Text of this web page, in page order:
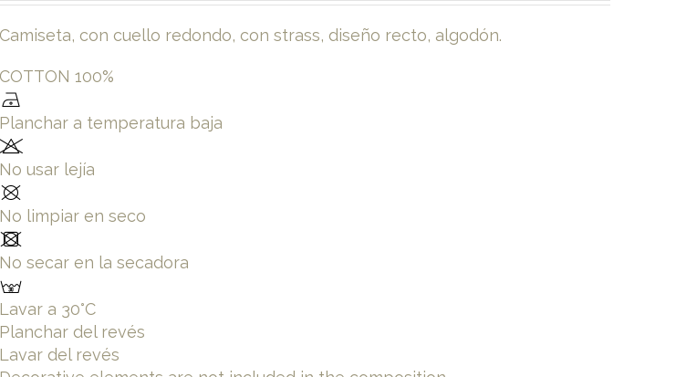
Camiseta, con cuello redondo, con strass, diseño recto, algodón.
COTTON 100%
Planchar a temperatura baja
No usar lejía
No limpiar en seco
No secar en la secadora
Lavar a 30°C
Planchar del revés
Lavar del revés